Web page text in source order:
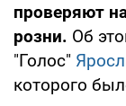
проверяют
розни. Об
"Голос"
которого